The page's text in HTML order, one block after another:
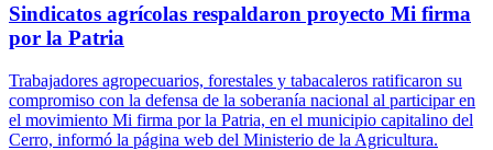
Sindicatos agrícolas respaldaron proyecto Mi firma
por la Patria
Trabajadores agropecuarios, forestales y tabacaleros ratificaron su
compromiso con la defensa de la soberanía nacional al participar en
el movimiento Mi firma por la Patria, en el municipio capitalino del
Cerro, informó la página web del Ministerio de la Agricultura.